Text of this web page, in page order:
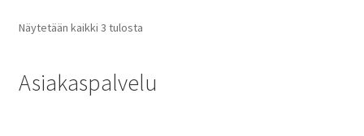
Näytetään kaikki 3 tulosta
Asiakaspalvelu